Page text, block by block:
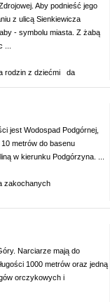
Aby podnieść jego
z ulicą Sienkiewicza
- symbolu miasta. Z żabą
rodzin z dziećmi da
jest Wodospad Podgórnej,
metrów do basenu
w kierunku Podgórzyna. ...
zakochanych
Narciarze mają do
1000 metrów oraz jedną
orczykowych i